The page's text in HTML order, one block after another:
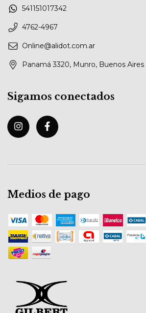
541151017342
4762-4967
Online@alidot.com.ar
Panamá 3320, Munro, Buenos Aires
Sigamos conectados
Medios de pago